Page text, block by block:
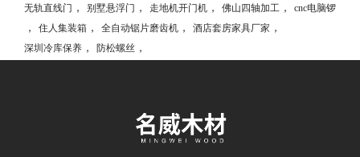
无轨直线门 ， 别墅悬浮门 ， 走地机开门机 ， 佛山四轴加工 ， cnc电脑锣
， 住人集装箱 ， 全自动锯片磨齿机 ， 酒店套房家具厂家 ，
深圳冷库保养 ， 防松螺丝 ，